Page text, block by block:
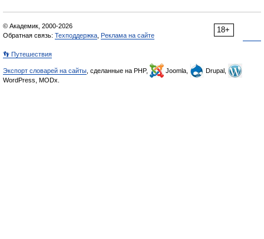
18+
© Академик, 2000-2026
Обратная связь: Техподдержка Реклама на сайте
👣 Путешествия
Экспорт словарей на сайты , сделанные на PHP, Joomla,
Drupal,
WordPress, MODx.